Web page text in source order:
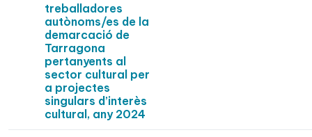
treballadores
autònoms/es de la
demarcació de
Tarragona
pertanyents al
sector cultural per
a projectes
singulars d’interès
cultural, any 2024